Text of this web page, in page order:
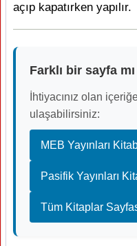
açıp kapatırken yapılır.
Farklı bir sayfa
İhtiyacınız olan
ulaşabilirsiniz:
MEB Yayınları
Pasifik Yayınları
Tüm Kitaplar